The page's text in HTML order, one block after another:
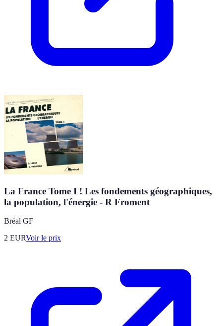
La France Tome I ! Les fondements géographiques,
la population, l'énergie - R Froment
Bréal GF
2 EURVoir le prix